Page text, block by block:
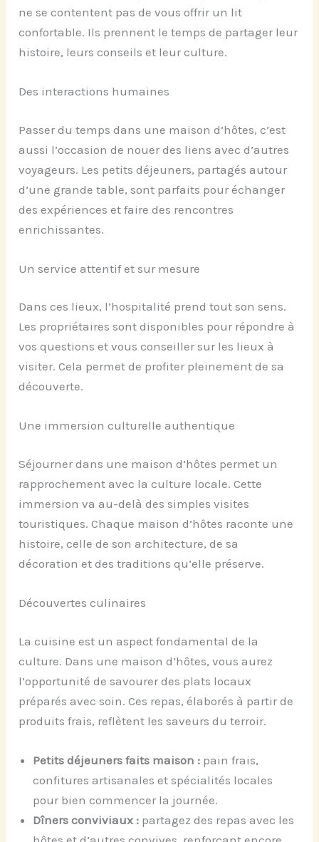
ne se contentent pas de vous offrir un lit
confortable. Ils prennent le temps de partager leur
histoire, leurs conseils et leur culture.
Des interactions humaines
Passer du temps dans une maison d’hôtes, c’est
aussi l’occasion de nouer des liens avec d’autres
voyageurs. Les petits déjeuners, partagés autour
d’une grande table, sont parfaits pour échanger
des expériences et faire des rencontres
enrichissantes.
Un service attentif et sur mesure
Dans ces lieux, l’hospitalité prend tout son sens.
Les propriétaires sont disponibles pour répondre à
vos questions et vous conseiller sur les lieux à
visiter. Cela permet de profiter pleinement de sa
découverte.
Une immersion culturelle authentique
Séjourner dans une maison d’hôtes permet un
rapprochement avec la culture locale. Cette
immersion va au-delà des simples visites
touristiques. Chaque maison d’hôtes raconte une
histoire, celle de son architecture, de sa
décoration et des traditions qu’elle préserve.
Découvertes culinaires
La cuisine est un aspect fondamental de la
culture. Dans une maison d’hôtes, vous aurez
l’opportunité de savourer des plats locaux
préparés avec soin. Ces repas, élaborés à partir de
produits frais, reflètent les saveurs du terroir.
Petits déjeuners faits maison : pain frais,
confitures artisanales et spécialités locales
pour bien commencer la journée.
Dîners conviviaux : partagez des repas avec les